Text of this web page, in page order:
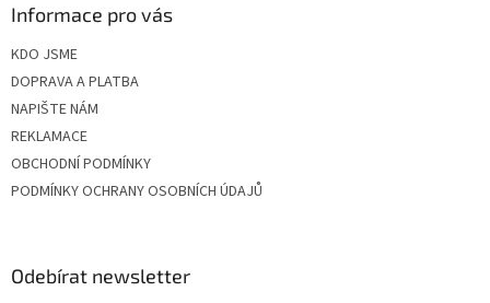
Informace pro vás
KDO JSME
DOPRAVA A PLATBA
NAPIŠTE NÁM
REKLAMACE
OBCHODNÍ PODMÍNKY
PODMÍNKY OCHRANY OSOBNÍCH ÚDAJŮ
Odebírat newsletter